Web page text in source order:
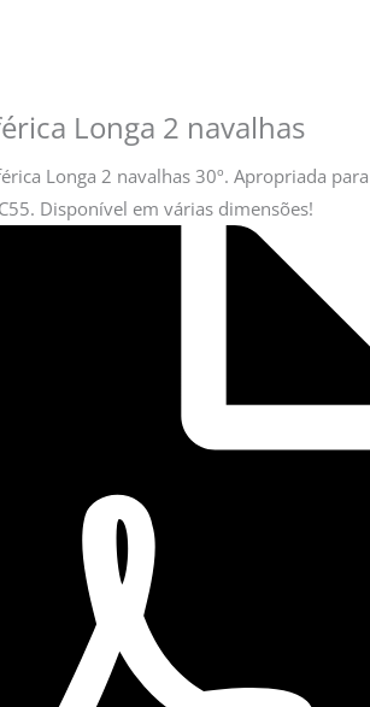
Longa 2 navalhas
Longa 2 navalhas 30º. Apropriada para
Disponível em várias dimensões!